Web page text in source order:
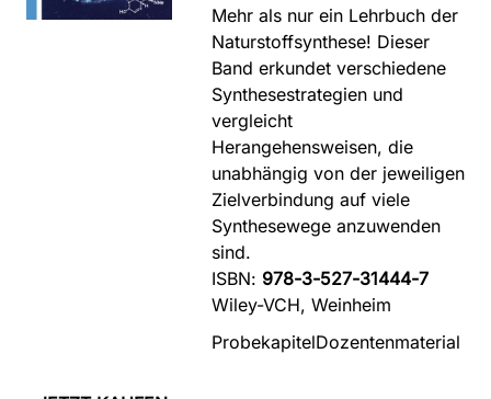
Mehr als nur ein Lehrbuch der
Naturstoffsynthese! Dieser
Band erkundet verschiedene
Synthesestrategien und
vergleicht
Herangehensweisen, die
unabhängig von der jeweiligen
Zielverbindung auf viele
Synthesewege anzuwenden
sind.
ISBN: 978-3-527-31444-7
Wiley-VCH, Weinheim
ProbekapitelDozentenmaterial